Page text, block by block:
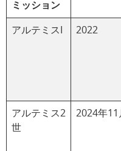
ミッション
アルテミスI 2022
アルテミス2
世
2024年11